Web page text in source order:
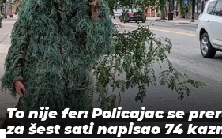
To nije fer: Policajac se
za šest sati napisao 74